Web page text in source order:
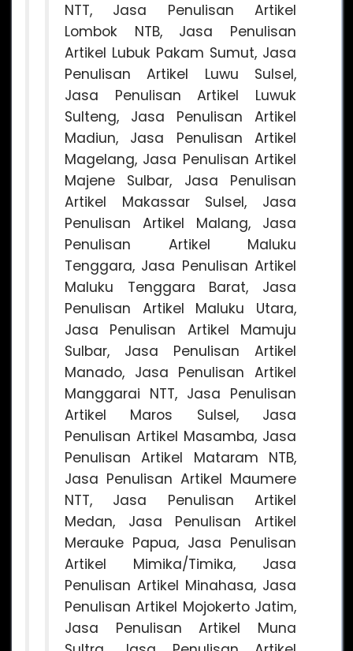
NTT, Jasa Penulisan Artikel
Lombok NTB, Jasa Penulisan
Artikel Lubuk Pakam Sumut, Jasa
Penulisan Artikel Luwu Sulsel,
Jasa Penulisan Artikel Luwuk
Sulteng, Jasa Penulisan Artikel
Madiun, Jasa Penulisan Artikel
Magelang, Jasa Penulisan Artikel
Majene Sulbar, Jasa Penulisan
Artikel Makassar Sulsel, Jasa
Penulisan Artikel Malang, Jasa
Penulisan Artikel Maluku
Tenggara, Jasa Penulisan Artikel
Maluku Tenggara Barat, Jasa
Penulisan Artikel Maluku Utara,
Jasa Penulisan Artikel Mamuju
Sulbar, Jasa Penulisan Artikel
Manado, Jasa Penulisan Artikel
Manggarai NTT, Jasa Penulisan
Artikel Maros Sulsel, Jasa
Penulisan Artikel Masamba, Jasa
Penulisan Artikel Mataram NTB,
Jasa Penulisan Artikel Maumere
NTT, Jasa Penulisan Artikel
Medan, Jasa Penulisan Artikel
Merauke Papua, Jasa Penulisan
Artikel Mimika/Timika, Jasa
Penulisan Artikel Minahasa, Jasa
Penulisan Artikel Mojokerto Jatim,
Jasa Penulisan Artikel Muna